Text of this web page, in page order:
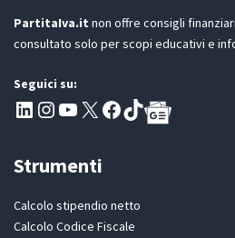
PartitaIva.it non offre consigli
consultato solo per scopi educativi e
Seguici su:
Pagina LinkedIn PartitaIva
Instagram
Canale YouTube Evoluzione - Partitaiva.it
X Segui PartitaIva su Facebook
TikTok
Strumenti
Calcolo stipendio netto
Calcolo Codice Fiscale